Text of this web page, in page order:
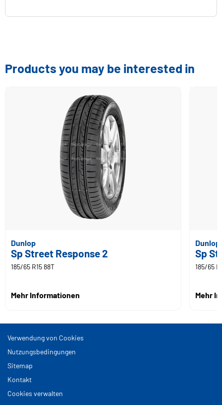
Products you may be interested in
Dunlop
Sp Street Response 2
185/65 R15 88T
Mehr Informationen
Dunlop
Sp
185/65
Mehr
Verwendung von Cookies
Nutzungsbedingungen
Sitemap
Kontakt
Cookies verwalten